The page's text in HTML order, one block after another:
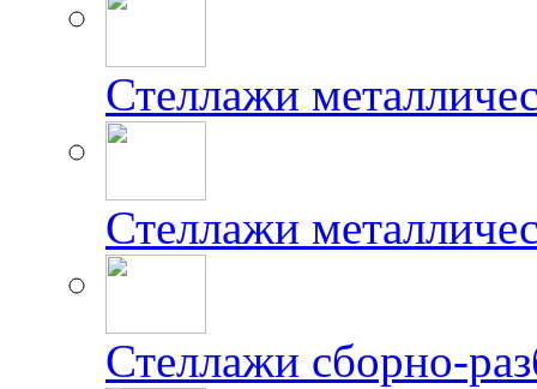
Стеллажи
Стеллажи
Стеллажи сборно-